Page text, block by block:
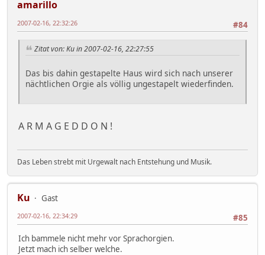
amarillo
#84
2007-02-16, 22:32:26
Zitat von: Ku in 2007-02-16, 22:27:55
Das bis dahin gestapelte Haus wird sich nach unserer
nächtlichen Orgie als völlig ungestapelt wiederfinden.
A R M A G E D D O N !
Das Leben strebt mit Urgewalt nach Entstehung und Musik.
Ku
Gast
#85
2007-02-16, 22:34:29
Ich bammele nicht mehr vor Sprachorgien.
Jetzt mach ich selber welche.